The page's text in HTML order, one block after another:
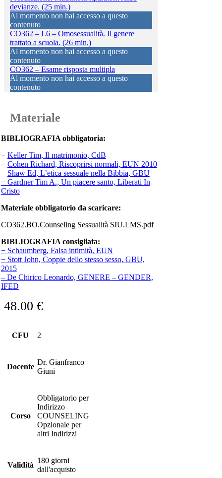
devianze. (25 min.)
Al momento non hai accesso a questo
contenuto
CO362 – L6 – Omosessualità. Il genere
trattato a scuola. (26 min.)
Al momento non hai accesso a questo
contenuto
CO362 – Esame risposta multipla
Al momento non hai accesso a questo
contenuto
Materiale
BIBLIOGRAFIA obbligatoria:
− Keller Tim, Il matrimonio, CdB
− Cohen Richard, Riscoprirsi normali, EUN 2010
− Shaw Ed, L’etica sessuale nella Bibbia, GBU
− Gardner Tim A., Un piacere santo, Liberati In
Cristo
Materiale obbligatorio da scaricare:
CO362.BO.Counseling Sessualità SIU.LMS.pdf
BIBLIOGRAFIA consigliata:
− Schaumberg, Falsa intimità, EUN
− Stott John, Coppie dello stesso sesso, GBU,
2015
– De Chirico Leonardo, GENERE – GENDER,
IFED
48.00 €
CFU 2
Docente
Dr. Gianfranco
Giuni
Corso
Obbligatorio per
Indirizzo
COUNSELING
Opzionale per
altri Indirizzi
Validità
180 giorni
dall'acquisto